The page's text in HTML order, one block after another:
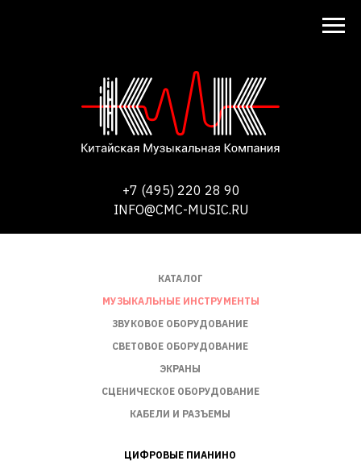
+7 (495) 220 28 90
INFO@CMC-MUSIC.RU
МУЗЫКАЛЬНЫЕ ИНСТРУМЕНТЫ
ЗВУКОВОЕ ОБОРУДОВАНИЕ
СВЕТОВОЕ ОБОРУДОВАНИЕ
ЭКРАНЫ
КАТАЛОГ
СЦЕНИЧЕСКОЕ ОБОРУДОВАНИЕ
КАБЕЛИ И РАЗЪЕМЫ
ЦИФРОВЫЕ ПИАНИНО